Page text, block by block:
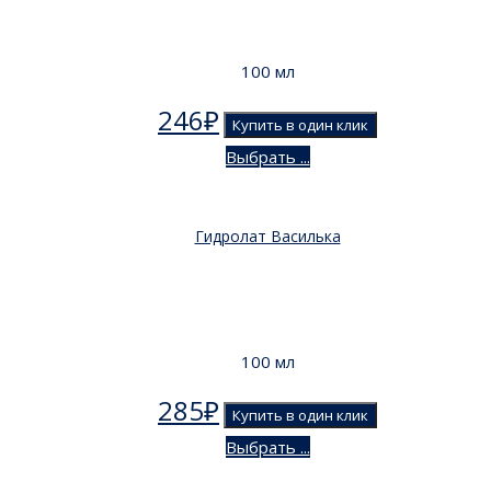
100 мл
246₽ Купить в один клик
Выбрать ...
Гидролат Василька
100 мл
285₽ Купить в один клик
Выбрать ...